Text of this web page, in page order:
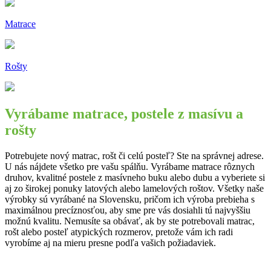
Matrace
Rošty
Vyrábame matrace, postele z masívu a
rošty
Potrebujete nový matrac, rošt či celú posteľ? Ste na správnej adrese.
U nás nájdete všetko pre vašu spálňu. Vyrábame matrace rôznych
druhov, kvalitné postele z masívneho buku alebo dubu a vyberiete si
aj zo širokej ponuky latových alebo lamelových roštov. Všetky naše
výrobky sú vyrábané na Slovensku, pričom ich výroba prebieha s
maximálnou precíznosťou, aby sme pre vás dosiahli tú najvyššiu
možnú kvalitu. Nemusíte sa obávať, ak by ste potrebovali matrac,
rošt alebo posteľ atypických rozmerov, pretože vám ich radi
vyrobíme aj na mieru presne podľa vašich požiadaviek.